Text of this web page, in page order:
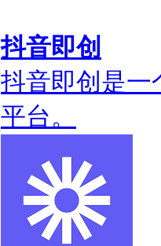
抖音即创
抖音即创是一
平台。